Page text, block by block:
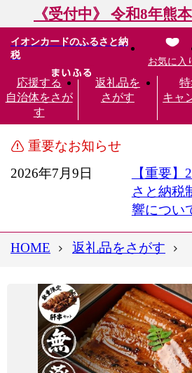
《受付中》 令和8年熊
イオンカードのふるさと納
税
応援する
自治体をさが
す
返礼品を
さがす
特
キャ
お気に入
重要なお知らせ
2026年7月9日
【重要
さと納税
響につい
HOME 返礼品をさがす